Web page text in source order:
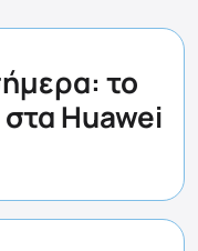
το
Huawei